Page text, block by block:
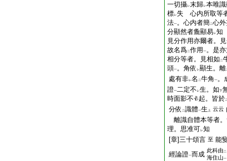
一切攝レ末歸レ本唯
標レ失 心内所取等
法一。心内者簡二心
分顯然者麁顯易レ知
見分作用亦爾者。
故名爲二作用 一。是
相分等者。見相如 二
頭一。角依 レ顯生。離
處有非レ名 二牛角 一。
證一二定不 レ生。如下
時面影不
起。皆於
分依 二識體一生 上 云云
離識自體本等者
理。思准可レ知
[章]三十頌言 至 能
經論證一而成 此科由 二
海住山一